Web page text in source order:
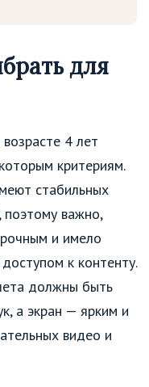
для
4 лет
критериям.
стабильных
поэтому важно,
и имело
к контенту.
должны быть
а экран — ярким и
видео и